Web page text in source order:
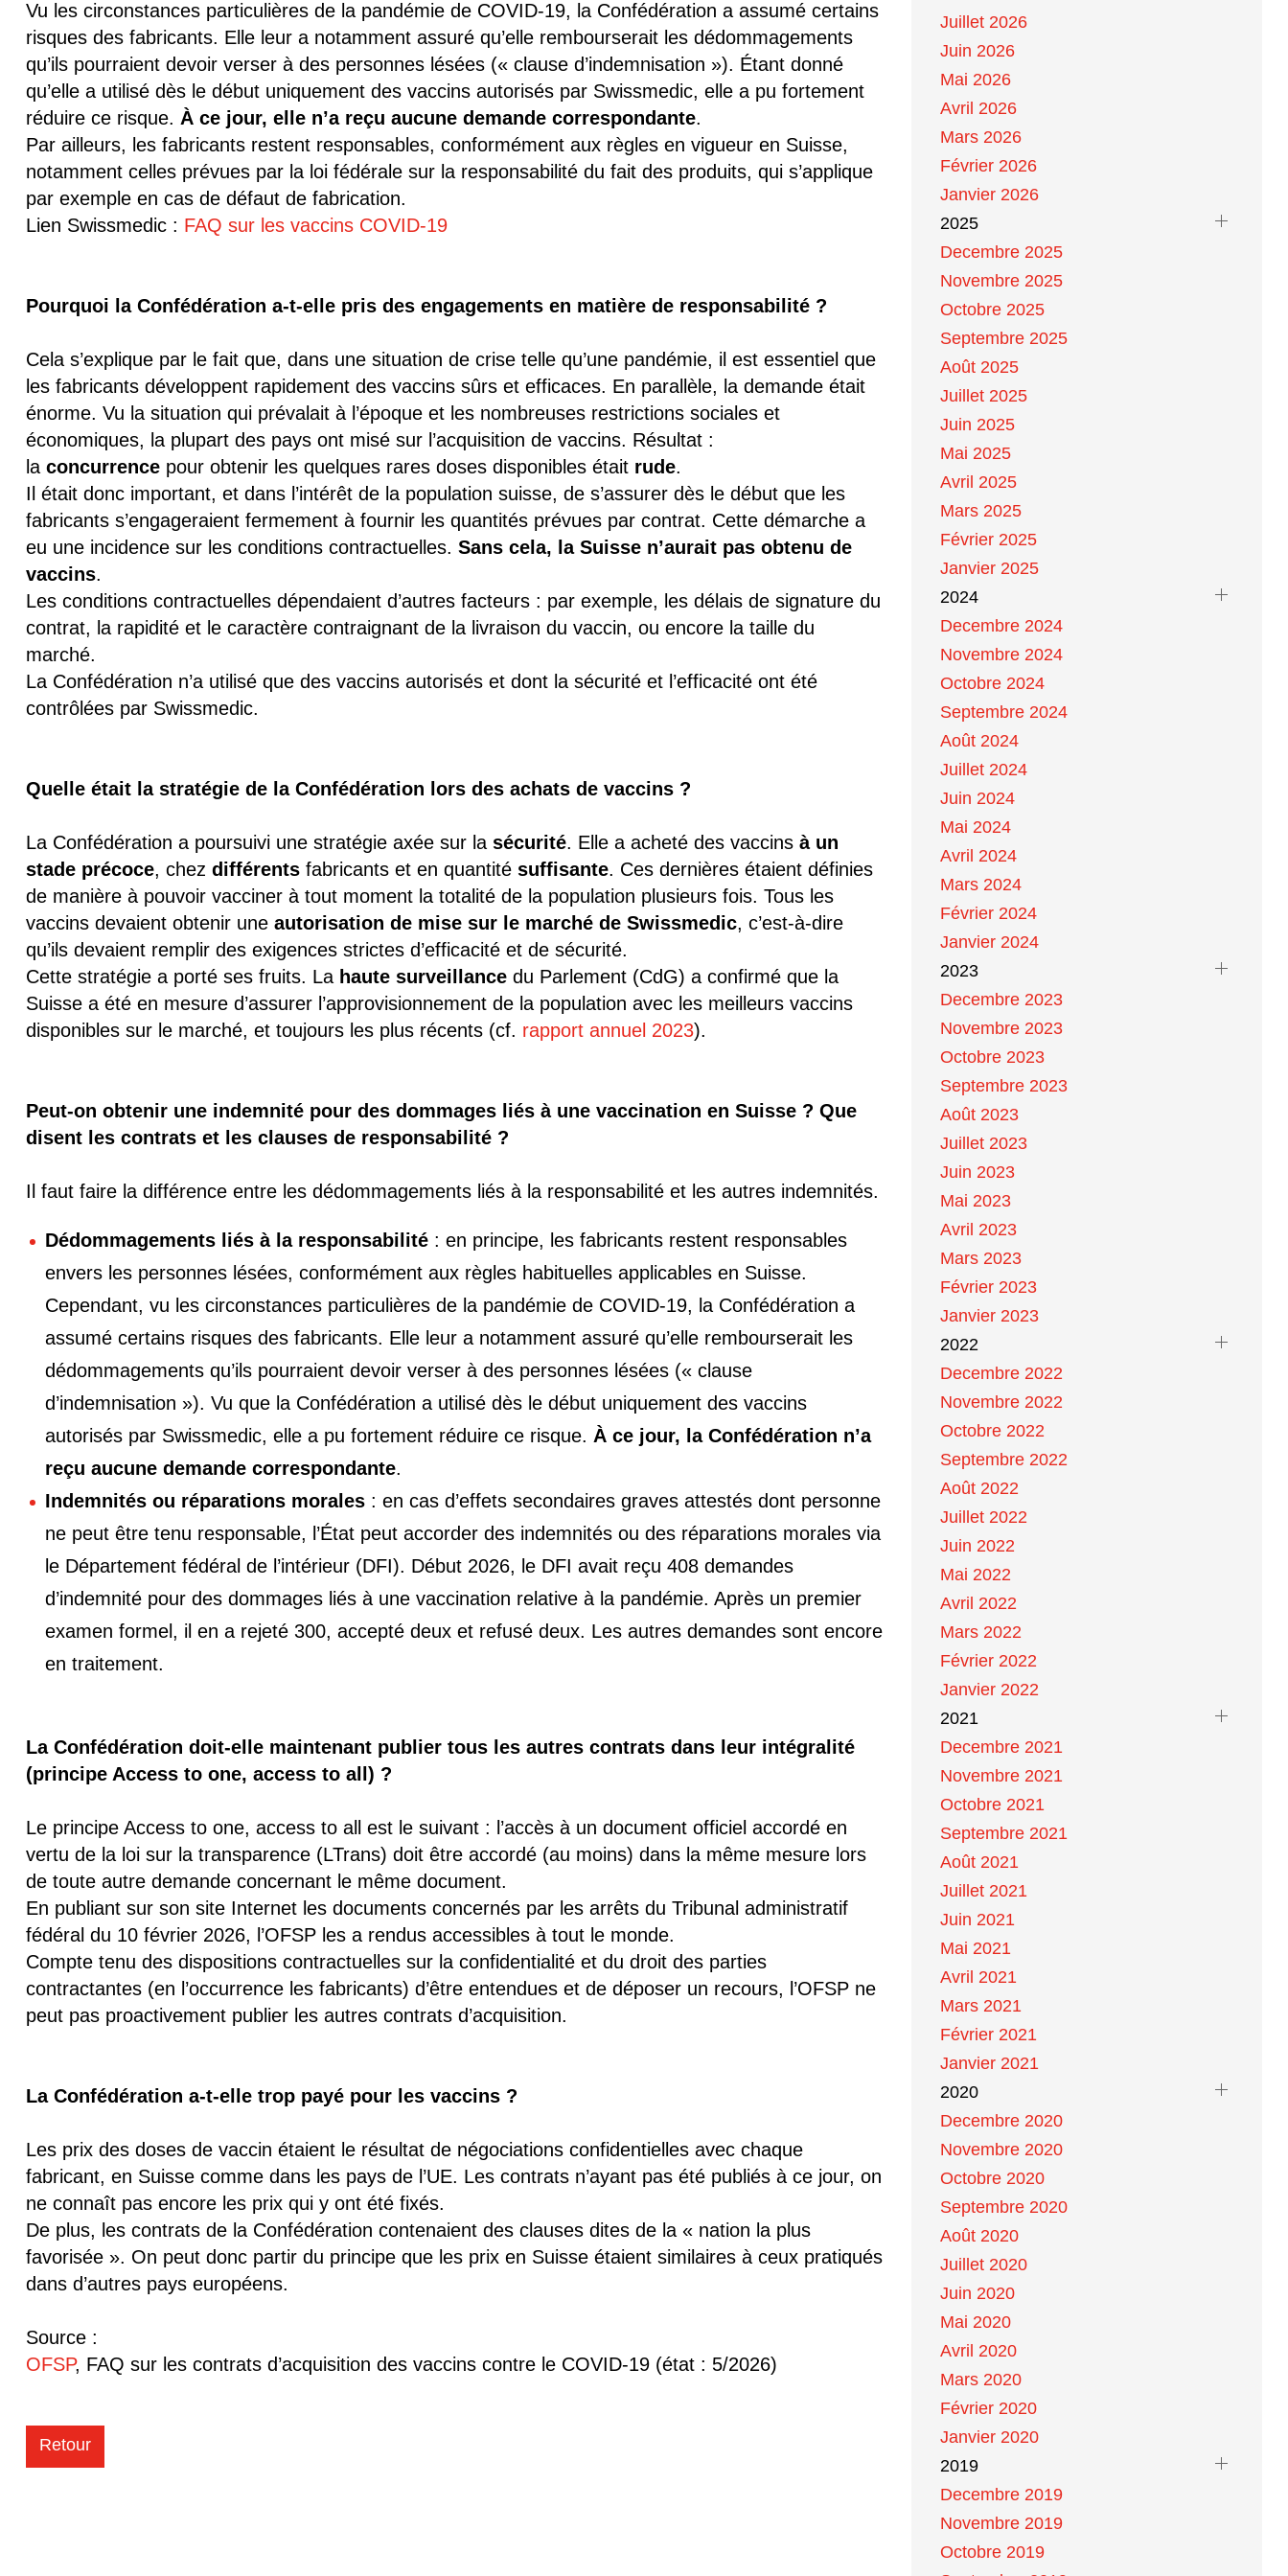
Vu les circonstances particulières de la pandémie de COVID-19, la Confédération a assumé certains
risques des fabricants. Elle leur a notamment assuré qu’elle rembourserait les dédommagements
qu’ils pourraient devoir verser à des personnes lésées (« clause d’indemnisation »). Étant donné
qu’elle a utilisé dès le début uniquement des vaccins autorisés par Swissmedic, elle a pu fortement
réduire ce risque. À ce jour, elle n’a reçu aucune demande correspondante.
Par ailleurs, les fabricants restent responsables, conformément aux règles en vigueur en Suisse,
notamment celles prévues par la loi fédérale sur la responsabilité du fait des produits, qui s’applique
par exemple en cas de défaut de fabrication.
Lien Swissmedic : FAQ sur les vaccins COVID-19
Pourquoi la Confédération a-t-elle pris des engagements en matière de responsabilité ?
Cela s’explique par le fait que, dans une situation de crise telle qu’une pandémie, il est essentiel que
les fabricants développent rapidement des vaccins sûrs et efficaces. En parallèle, la demande était
énorme. Vu la situation qui prévalait à l’époque et les nombreuses restrictions sociales et
économiques, la plupart des pays ont misé sur l’acquisition de vaccins. Résultat :
la concurrence pour obtenir les quelques rares doses disponibles était rude.
Il était donc important, et dans l’intérêt de la population suisse, de s’assurer dès le début que les
fabricants s’engageraient fermement à fournir les quantités prévues par contrat. Cette démarche a
eu une incidence sur les conditions contractuelles. Sans cela, la Suisse n’aurait pas obtenu de
vaccins.
Les conditions contractuelles dépendaient d’autres facteurs : par exemple, les délais de signature du
contrat, la rapidité et le caractère contraignant de la livraison du vaccin, ou encore la taille du
marché.
La Confédération n’a utilisé que des vaccins autorisés et dont la sécurité et l’efficacité ont été
contrôlées par Swissmedic.
Quelle était la stratégie de la Confédération lors des achats de vaccins ?
La Confédération a poursuivi une stratégie axée sur la sécurité. Elle a acheté des vaccins à un
stade précoce, chez différents fabricants et en quantité suffisante. Ces dernières étaient définies
de manière à pouvoir vacciner à tout moment la totalité de la population plusieurs fois. Tous les
vaccins devaient obtenir une autorisation de mise sur le marché de Swissmedic, c’est-à-dire
qu’ils devaient remplir des exigences strictes d’efficacité et de sécurité.
Cette stratégie a porté ses fruits. La haute surveillance du Parlement (CdG) a confirmé que la
Suisse a été en mesure d’assurer l’approvisionnement de la population avec les meilleurs vaccins
disponibles sur le marché, et toujours les plus récents (cf. rapport annuel 2023).
Peut-on obtenir une indemnité pour des dommages liés à une vaccination en Suisse ? Que
disent les contrats et les clauses de responsabilité ?
Il faut faire la différence entre les dédommagements liés à la responsabilité et les autres indemnités.
Dédommagements liés à la responsabilité : en principe, les fabricants restent responsables
envers les personnes lésées, conformément aux règles habituelles applicables en Suisse.
Cependant, vu les circonstances particulières de la pandémie de COVID-19, la Confédération a
assumé certains risques des fabricants. Elle leur a notamment assuré qu’elle rembourserait les
dédommagements qu’ils pourraient devoir verser à des personnes lésées (« clause
d’indemnisation »). Vu que la Confédération a utilisé dès le début uniquement des vaccins
autorisés par Swissmedic, elle a pu fortement réduire ce risque. À ce jour, la Confédération n’a
reçu aucune demande correspondante.
Indemnités ou réparations morales : en cas d’effets secondaires graves attestés dont personne
ne peut être tenu responsable, l’État peut accorder des indemnités ou des réparations morales via
le Département fédéral de l’intérieur (DFI). Début 2026, le DFI avait reçu 408 demandes
d’indemnité pour des dommages liés à une vaccination relative à la pandémie. Après un premier
examen formel, il en a rejeté 300, accepté deux et refusé deux. Les autres demandes sont encore
en traitement.
La Confédération doit-elle maintenant publier tous les autres contrats dans leur intégralité
(principe Access to one, access to all) ?
Le principe Access to one, access to all est le suivant : l’accès à un document officiel accordé en
vertu de la loi sur la transparence (LTrans) doit être accordé (au moins) dans la même mesure lors
de toute autre demande concernant le même document.
En publiant sur son site Internet les documents concernés par les arrêts du Tribunal administratif
fédéral du 10 février 2026, l’OFSP les a rendus accessibles à tout le monde.
Compte tenu des dispositions contractuelles sur la confidentialité et du droit des parties
contractantes (en l’occurrence les fabricants) d’être entendues et de déposer un recours, l’OFSP ne
peut pas proactivement publier les autres contrats d’acquisition.
La Confédération a-t-elle trop payé pour les vaccins ?
Les prix des doses de vaccin étaient le résultat de négociations confidentielles avec chaque
fabricant, en Suisse comme dans les pays de l’UE. Les contrats n’ayant pas été publiés à ce jour, on
ne connaît pas encore les prix qui y ont été fixés.
De plus, les contrats de la Confédération contenaient des clauses dites de la « nation la plus
favorisée ». On peut donc partir du principe que les prix en Suisse étaient similaires à ceux pratiqués
dans d’autres pays européens.
Source :
OFSP, FAQ sur les contrats d’acquisition des vaccins contre le COVID-19 (état : 5/2026)
Retour
Juillet 2026
Juin 2026
Mai 2026
Avril 2026
Mars 2026
Février 2026
Janvier 2026
2025
Decembre 2025
Novembre 2025
Octobre 2025
Septembre 2025
Août 2025
Juillet 2025
Juin 2025
Mai 2025
Avril 2025
Mars 2025
Février 2025
Janvier 2025
2024
Decembre 2024
Novembre 2024
Octobre 2024
Septembre 2024
Août 2024
Juillet 2024
Juin 2024
Mai 2024
Avril 2024
Mars 2024
Février 2024
Janvier 2024
2023
Decembre 2023
Novembre 2023
Octobre 2023
Septembre 2023
Août 2023
Juillet 2023
Juin 2023
Mai 2023
Avril 2023
Mars 2023
Février 2023
Janvier 2023
2022
Decembre 2022
Novembre 2022
Octobre 2022
Septembre 2022
Août 2022
Juillet 2022
Juin 2022
Mai 2022
Avril 2022
Mars 2022
Février 2022
Janvier 2022
2021
Decembre 2021
Novembre 2021
Octobre 2021
Septembre 2021
Août 2021
Juillet 2021
Juin 2021
Mai 2021
Avril 2021
Mars 2021
Février 2021
Janvier 2021
2020
Decembre 2020
Novembre 2020
Octobre 2020
Septembre 2020
Août 2020
Juillet 2020
Juin 2020
Mai 2020
Avril 2020
Mars 2020
Février 2020
Janvier 2020
2019
Decembre 2019
Novembre 2019
Octobre 2019